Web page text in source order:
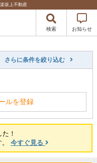
坂上不動産
検索 お知らせ
さらに条件を絞り込む
ルを登録
！
今すぐ見る